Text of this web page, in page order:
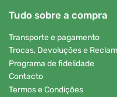
Tudo sobre a compra
Transporte e pagamento
Trocas, Devoluções e
Programa de fidelidade
Contacto
Termos e Condições